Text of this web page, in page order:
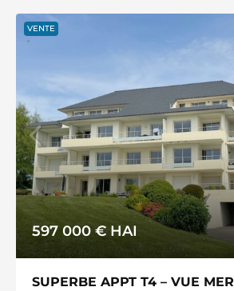
VENTE
597 000 €HAI
SUPERBE APPT T4 – VUE MER